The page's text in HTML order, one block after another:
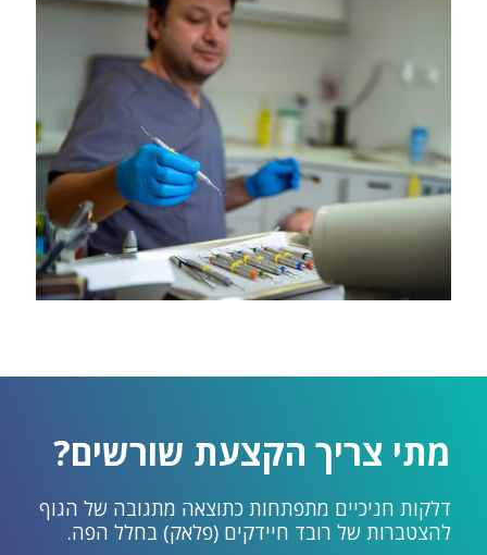
מתי צריך הקצעת שורשים?
דלקות חניכיים מתפתחות כתוצאה מתגובה של הגוף
להצטברות של רובד חיידקים (פלאק) בחלל הפה.